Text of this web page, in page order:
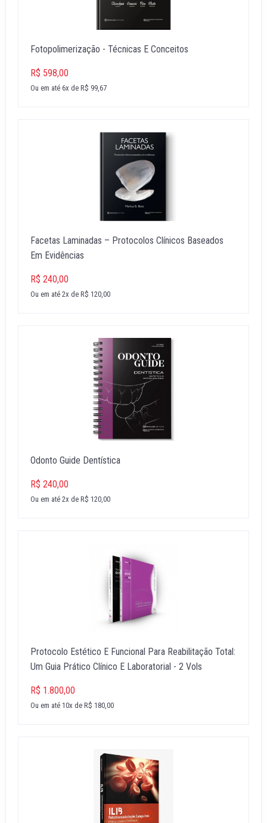
Fotopolimerização - Técnicas E Conceitos
R$ 598,00
Ou em até 6x de R$ 99,67
Facetas Laminadas – Protocolos Clínicos Baseados
Em Evidências
R$ 240,00
Ou em até 2x de R$ 120,00
Odonto Guide Dentística
R$ 240,00
Ou em até 2x de R$ 120,00
Protocolo Estético E Funcional Para Reabilitação Total:
Um Guia Prático Clínico E Laboratorial - 2 Vols
R$ 1.800,00
Ou em até 10x de R$ 180,00